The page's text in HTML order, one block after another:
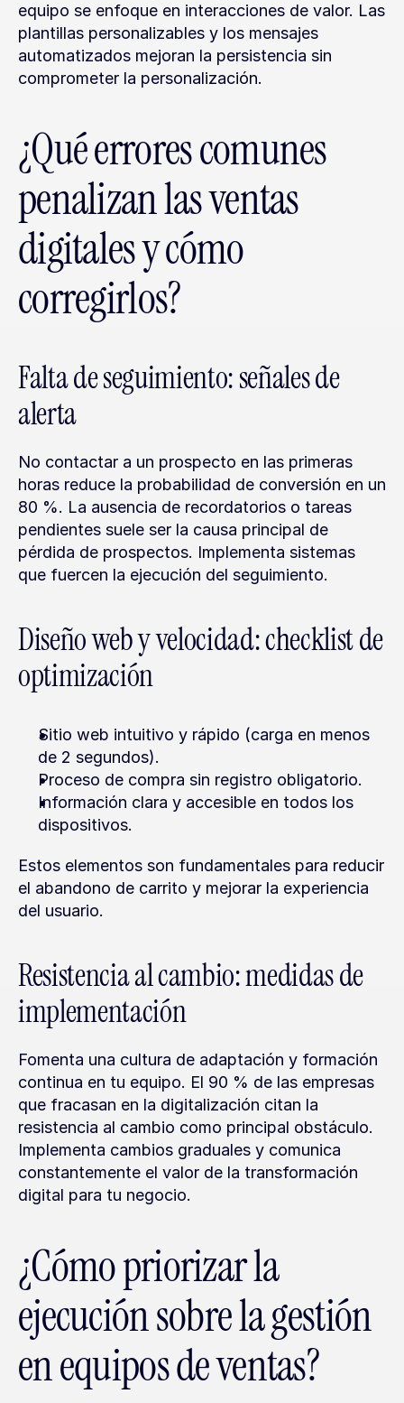
equipo se enfoque en interacciones de valor. Las
plantillas personalizables y los mensajes
automatizados mejoran la persistencia sin
comprometer la personalización.
¿Qué errores comunes
penalizan las ventas
digitales y cómo
corregirlos?
Falta de seguimiento: señales de
alerta
No contactar a un prospecto en las primeras
horas reduce la probabilidad de conversión en un
80 %. La ausencia de recordatorios o tareas
pendientes suele ser la causa principal de
pérdida de prospectos. Implementa sistemas
que fuercen la ejecución del seguimiento.
Diseño web y velocidad: checklist de
optimización
Sitio web intuitivo y rápido (carga en menos
de 2 segundos).
Proceso de compra sin registro obligatorio.
Información clara y accesible en todos los
dispositivos.
Estos elementos son fundamentales para reducir
el abandono de carrito y mejorar la experiencia
del usuario.
Resistencia al cambio: medidas de
implementación
Fomenta una cultura de adaptación y formación
continua en tu equipo. El 90 % de las empresas
que fracasan en la digitalización citan la
resistencia al cambio como principal obstáculo.
Implementa cambios graduales y comunica
constantemente el valor de la transformación
digital para tu negocio.
¿Cómo priorizar la
ejecución sobre la gestión
en equipos de ventas?